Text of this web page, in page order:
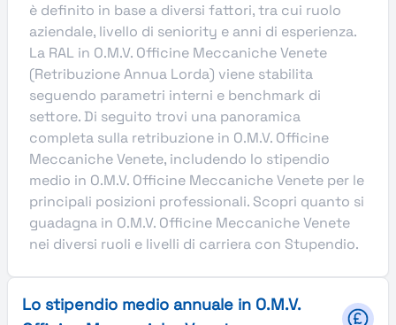
è definito in base a diversi fattori, tra cui ruolo
aziendale, livello di seniority e anni di esperienza.
La RAL in O.M.V. Officine Meccaniche Venete
(Retribuzione Annua Lorda) viene stabilita
seguendo parametri interni e benchmark di
settore. Di seguito trovi una panoramica
completa sulla retribuzione in O.M.V. Officine
Meccaniche Venete, includendo lo stipendio
medio in O.M.V. Officine Meccaniche Venete per le
principali posizioni professionali. Scopri quanto si
guadagna in O.M.V. Officine Meccaniche Venete
nei diversi ruoli e livelli di carriera con Stupendio.
Lo stipendio medio annuale in O.M.V.